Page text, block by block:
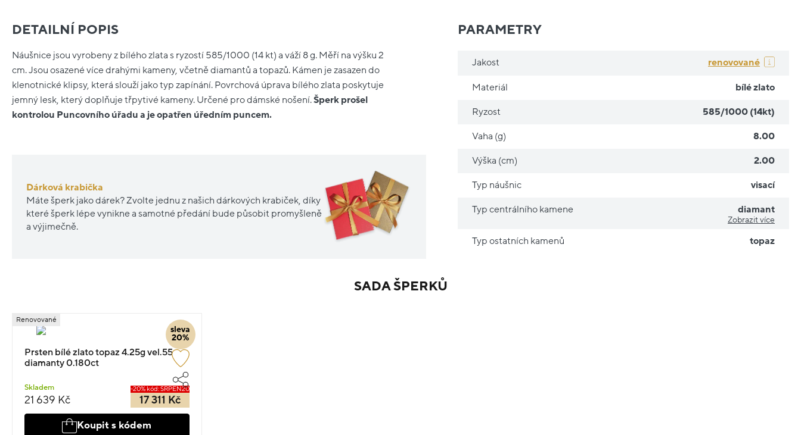
DETAILNÍ POPIS
Náušnice jsou vyrobeny z bílého zlata s ryzostí 585/1000 (14 kt) a váží 8 g. Měří na výšku 2
cm. Jsou osazené více drahými kameny, včetně diamantů a topazů. Kámen je zasazen do
klenotnické klipsy, která slouží jako typ zapínání. Povrchová úprava bílého zlata poskytuje
jemný lesk, který doplňuje třpytivé kameny. Určené pro dámské nošení.Šperk prošel
kontrolou Puncovního úřadu a je opatřen úředním puncem.
Dárková krabička
Máte šperk jako dárek? Zvolte jednu z našich dárkových krabiček, díky
které šperk lépe vynikne a samotné předání bude působit promyšleně
a výjimečně.
PARAMETRY
Jakost renovované
Materiál bílé zlato
Ryzost 585/1000 (14kt)
Vaha (g) 8.00
Výška (cm) 2.00
Typ náušnic visací
Typ centrálního kamene diamant
Zobrazit více
Typ ostatních kamenů topaz
SADA ŠPERKŮ
sleva
20%
Renovované
Prsten bílé zlato topaz 4.25g vel.55 s
diamanty 0.180ct
Skladem
21 639 Kč
-20% kód: SRPEN20
17 311 Kč
Koupit s kódem